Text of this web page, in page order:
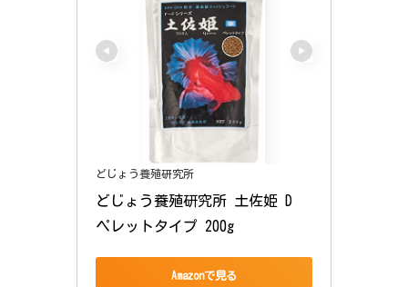
どじょう養殖研究所
どじょう養殖研究所 土佐姫 D
ペレットタイプ 200g
Amazonで見る